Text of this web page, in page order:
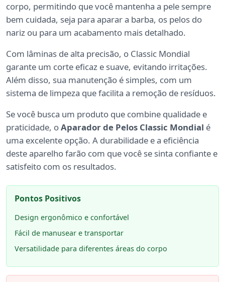
corpo, permitindo que você mantenha a pele sempre
bem cuidada, seja para aparar a barba, os pelos do
nariz ou para um acabamento mais detalhado.
Com lâminas de alta precisão, o Classic Mondial
garante um corte eficaz e suave, evitando irritações.
Além disso, sua manutenção é simples, com um
sistema de limpeza que facilita a remoção de resíduos.
Se você busca um produto que combine qualidade e
praticidade, oAparador de Pelos Classic Mondial é
uma excelente opção. A durabilidade e a eficiência
deste aparelho farão com que você se sinta confiante e
satisfeito com os resultados.
Pontos Positivos
Design ergonômico e confortável
Fácil de manusear e transportar
Versatilidade para diferentes áreas do corpo